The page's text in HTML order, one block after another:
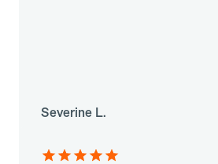
Severine L.